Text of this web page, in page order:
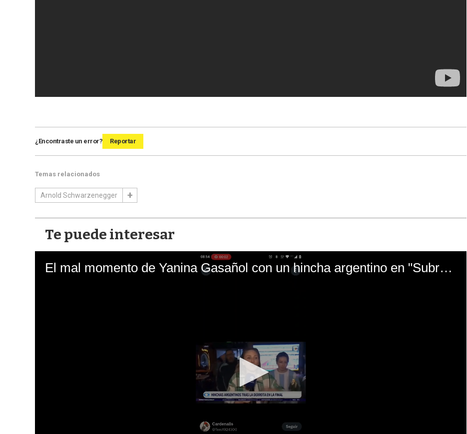
¿Encontraste un error? Reportar
Temas relacionados
Arnold Schwarzenegger
Te puede interesar
El mal momento de Yanina Gasañol con un hincha argentino en "Subrayado"